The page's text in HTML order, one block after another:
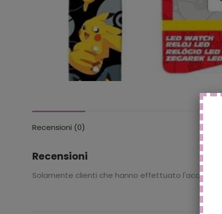
Recensioni (0)
Recensioni
Solamente clienti che hanno effettuato